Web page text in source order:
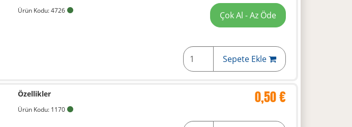
Ürün Kodu: 4726
Çok Al - Az Öde
Sepete Ekle
Özellikler
Ürün Kodu: 1170
0,50 €